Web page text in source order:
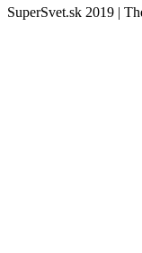
SuperSvet.sk 2019 |